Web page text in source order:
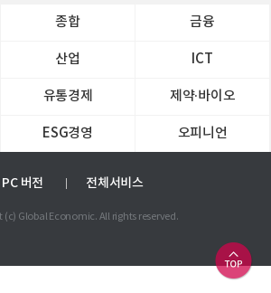
종합 금융
산업 ICT
유통경제 제약∙바이오
ESG경영 오피니언
PC 버전 전체서비스
(c) Global Economic. All rights reserved.